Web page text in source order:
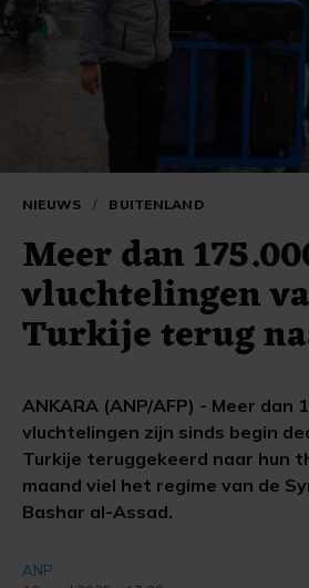
NIEUWS / BUITENLAND
Meer dan
vluchtelingen
Turkije terug
ANKARA (ANP/AFP) - Meer dan
vluchtelingen zijn sinds begin
Turkije teruggekeerd naar hun
maand viel het regime van de
Bashar al-Assad.
ANP